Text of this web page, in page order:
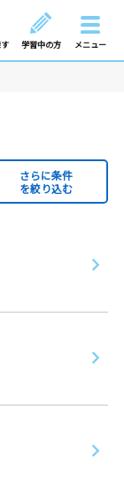
学習中の方 メニュー
さらに条件
を絞り込む